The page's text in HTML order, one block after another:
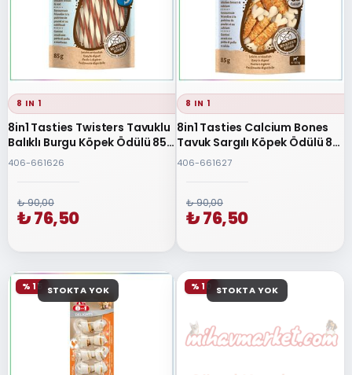
8 IN 1
8in1 Tasties Twisters Tavuklu
Balıklı Burgu Köpek Ödülü 85
Gr
406-661626
₺ 90,00
₺ 76,50
8 IN 1
8in1 Tasties Calcium Bones
Tavuk Sargılı Köpek Ödülü 85
Gr.
406-661627
₺ 90,00
₺ 76,50
STOKTA YOK
% 15 STOKTA YOK
% 10